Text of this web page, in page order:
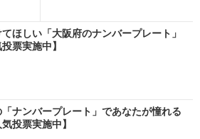
ほしい「大阪府のナンバープレート」
票実施中】
ナンバープレート」であなたが憧れる
投票実施中】